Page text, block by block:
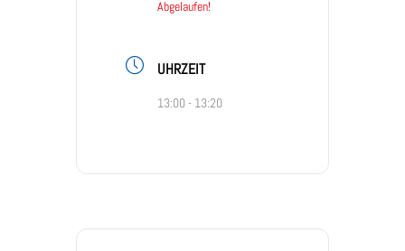
Abgelaufen!
UHRZEIT
13:00 - 13:20